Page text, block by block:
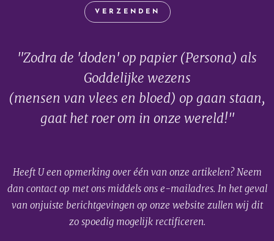
VERZENDEN
"Zodra de 'doden' op papier (Persona) als
Goddelijke wezens
(mensen van vlees en bloed) op gaan staan,
gaat het roer om in onze wereld!"
Heeft U een opmerking over één van onze artikelen? Neem
dan contact op met ons middels ons e-mailadres. In het geval
van onjuiste berichtgevingen op onze website zullen wij dit
zo spoedig mogelijk rectificeren.